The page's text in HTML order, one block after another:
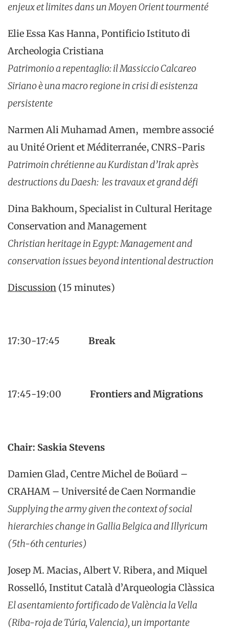
enjeux et limites dans un Moyen Orient tourmenté
Elie Essa Kas Hanna, Pontificio Istituto di
Archeologia Cristiana
Patrimonio a repentaglio: il Massiccio Calcareo
Siriano è una macro regione in crisi di esistenza
persistente
Narmen Ali Muhamad Amen, membre associé
au Unité Orient et Méditerranée, CNRS-Paris
Patrimoin chrétienne au Kurdistan d’Irak après
destructions du Daesh: les travaux et grand défi
Dina Bakhoum, Specialist in Cultural Heritage
Conservation and Management
Christian heritage in Egypt: Management and
conservation issues beyond intentional destruction
Discussion (15 minutes)
17:30-17:45 Break
17:45-19:00 Frontiers and Migrations
Chair: Saskia Stevens
Damien Glad, Centre Michel de Boüard –
CRAHAM – Université de Caen Normandie
Supplying the army given the context of social
hierarchies change in Gallia Belgica and Illyricum
(5th-6th centuries)
Josep M. Macias, Albert V. Ribera, and Miquel
Rosselló, Institut Català d’Arqueologia Clàssica
El asentamiento fortificado de València la Vella
(Riba-roja de Túria, Valencia), un importante